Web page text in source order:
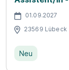
01.09.2027
23569 Lübeck
Neu